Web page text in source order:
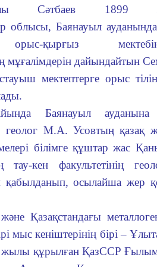
Сәтбаев 1899
облысы, Баянауыл
қырғыз
мұғалімдерін дайындайтын
мектептерге орыс
Баянауыл ауданына
геолог М.А. Усовтың қазақ
білімге құштар жас
кен факультетінің
қабылданып, осылайша жер
Қазақстандағы
мыс кеніштерінің бірі –
құрылған ҚазССР Ғылым